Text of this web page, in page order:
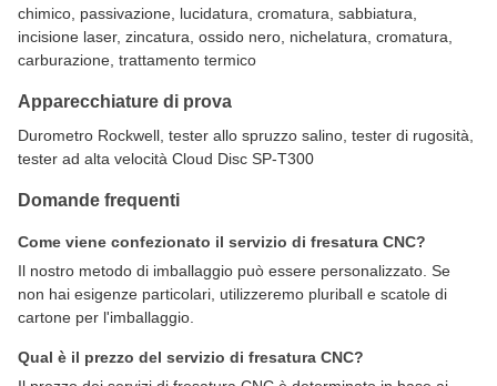
chimico, passivazione, lucidatura, cromatura, sabbiatura,
incisione laser, zincatura, ossido nero, nichelatura, cromatura,
carburazione, trattamento termico
Apparecchiature di prova
Durometro Rockwell, tester allo spruzzo salino, tester di rugosità,
tester ad alta velocità Cloud Disc SP-T300
Domande frequenti
Come viene confezionato il servizio di fresatura CNC?
Il nostro metodo di imballaggio può essere personalizzato. Se
non hai esigenze particolari, utilizzeremo pluriball e scatole di
cartone per l'imballaggio.
Qual è il prezzo del servizio di fresatura CNC?